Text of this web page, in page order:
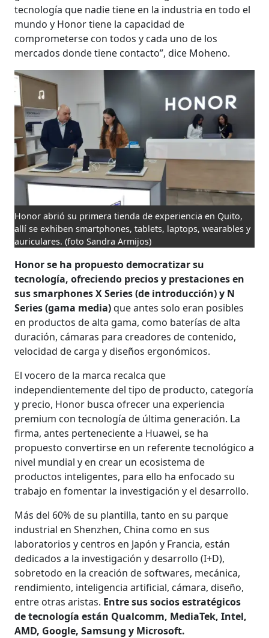
tecnología que nadie tiene en la industria en todo el
mundo y Honor tiene la capacidad de
comprometerse con todos y cada uno de los
mercados donde tiene contacto”, dice Moheno.
Honor abrió su primera tienda de experiencia en Quito,
allí se exhiben smartphones, tablets, laptops, wearables y
auriculares. (foto Sandra Armijos)
Honor se ha propuesto democratizar su
tecnología, ofreciendo precios y prestaciones en
sus smarphones X Series (de introducción) y N
Series (gama media)que antes solo eran posibles
en productos de alta gama, como baterías de alta
duración, cámaras para creadores de contenido,
velocidad de carga y diseños ergonómicos.
El vocero de la marca recalca que
independientemente del tipo de producto, categoría
y precio, Honor busca ofrecer una experiencia
premium con tecnología de última generación. La
firma, antes perteneciente a Huawei, se ha
propuesto convertirse en un referente tecnológico a
nivel mundial y en crear un ecosistema de
productos inteligentes, para ello ha enfocado su
trabajo en fomentar la investigación y el desarrollo.
Más del 60% de su plantilla, tanto en su parque
industrial en Shenzhen, China como en sus
laboratorios y centros en Japón y Francia, están
dedicados a la investigación y desarrollo (I+D),
sobretodo en la creación de softwares, mecánica,
rendimiento, inteligencia artificial, cámara, diseño,
entre otras aristas. Entre sus socios estratégicos
de tecnología están Qualcomm, MediaTek, Intel,
AMD, Google, Samsung y Microsoft.